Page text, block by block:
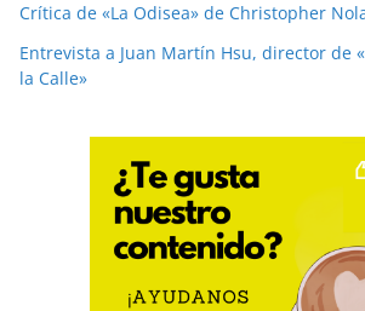
Crítica de «La Odisea» de Christopher
Entrevista a Juan Martín Hsu, director de
la Calle»